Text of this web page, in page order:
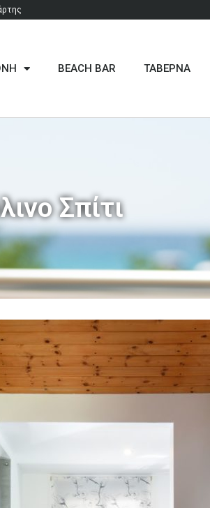
ΒΕΑCH BAR ΤΑΒΕΡΝΑ
Σπίτι